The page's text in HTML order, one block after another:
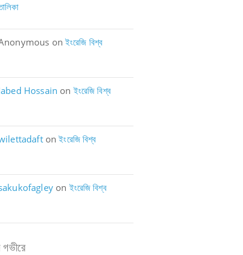
onইংরেজি বিশ্ব
Hossain on ইংরেজি বিশ্ব
onইংরেজি বিশ্ব
on ইংরেজি বিশ্ব
গভীরে